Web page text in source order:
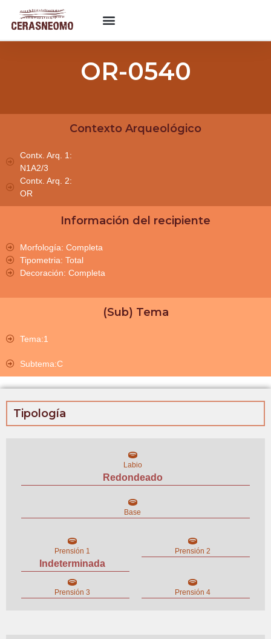
OR-0540
Contexto Arqueológico
Contx. Arq. 1:
N1A2/3
Contx. Arq. 2:
OR
Información del recipiente
Morfología: Completa
Tipometria: Total
Decoración: Completa
(Sub) Tema
Tema:1
Subtema:C
Tipología
Labio
Redondeado
Base
Prensión 1
Indeterminada
Prensión 2
Prensión 3 Prensión 4